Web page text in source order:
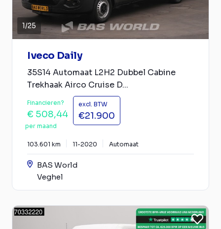
1/25
Iveco Daily
35S14 Automaat L2H2 Dubbel Cabine
Trekhaak Airco Cruise D...
Financieren?
€ 508,44
per maand
excl. BTW
€21.900
103.601 km 11-2020 Automaat
BAS World
Veghel